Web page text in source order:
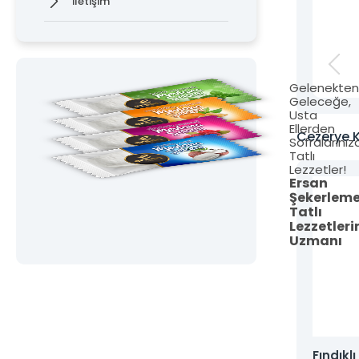
Gelenekten
Geleceğe,
Usta
Ellerden
Tatlı
Lezzetler!
Ersan
Tatlı
Uzmanı
Cezerye